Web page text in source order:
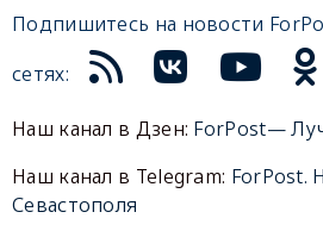
Подпишитесь на новости
сетях:
Наш канал в Дзен: ForPost—
Наш канал в Telegram: ForPost.
Севастополя